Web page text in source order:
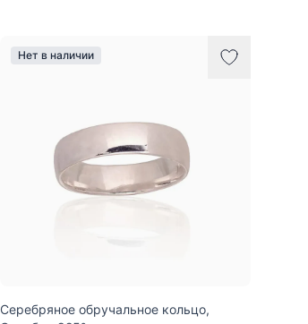
Нет в наличии
Серебряное обручальное кольцо,